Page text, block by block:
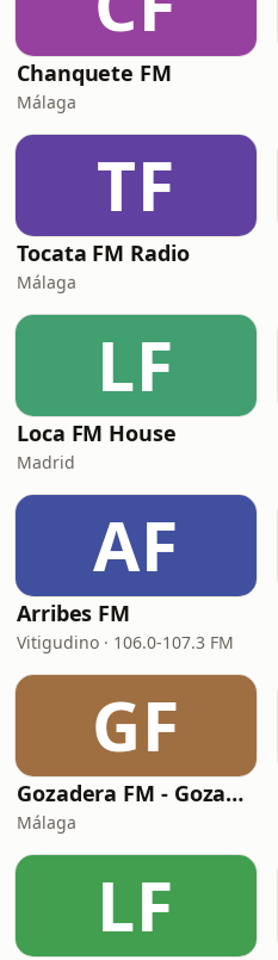
Chanquete FM
Málaga
TF
Tocata FM Radio
Málaga
LF
Loca FM House
Madrid
AF
Arribes FM
Vitigudino · 106.0-107.3 FM
GF
Gozadera FM - Gozadera Vieja Escuela
Málaga
LF